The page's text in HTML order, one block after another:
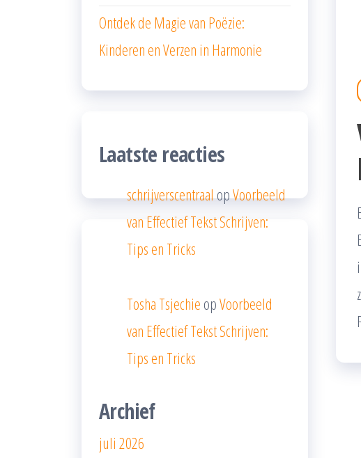
Ontdek de Magie van Poëzie:
Kinderen en Verzen in Harmonie
Laatste reacties
schrijverscentraalopVoorbeeld
van Effectief Tekst Schrijven:
Tips en Tricks
Tosha Tsjechie opVoorbeeld
van Effectief Tekst Schrijven:
Tips en Tricks
Archief
juli 2026